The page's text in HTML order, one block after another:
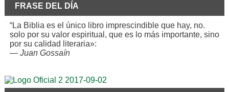
FRASE DEL DÍA
“La Biblia es el único libro imprescindible que hay, no.
solo por su valor espiritual, que es lo más importante, sino
por su calidad literaria»:
— Juan Gossaín